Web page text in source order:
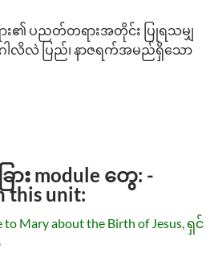
၏ ပညတ်တရားအတိုင်း ပြုရသမျှ
ါလိလဲ ပြည်၊ နာဇရက်အမည်ရှိသော
module တွေ: -
this unit:
to Mary about the Birth of Jesus, ရှင်